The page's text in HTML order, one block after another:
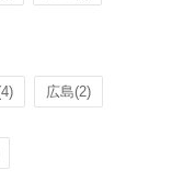
広島(2)